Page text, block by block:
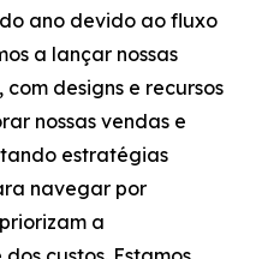
ano devido ao fluxo
a lançar nossas
designs e recursos
nossas vendas e
estratégias
navegar por
a